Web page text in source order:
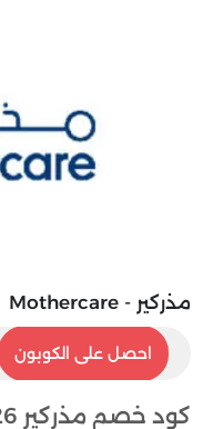
مذركير - Mothercare
PFHRF
احصل على الكوبون